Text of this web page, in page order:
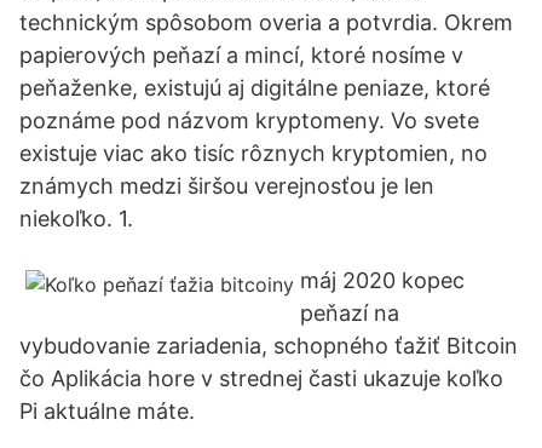
technickým spôsobom overia a potvrdia. Okrem
papierových peňazí a mincí, ktoré nosíme v
peňaženke, existujú aj digitálne peniaze, ktoré
poznáme pod názvom kryptomeny. Vo svete
existuje viac ako tisíc rôznych kryptomien, no
známych medzi širšou verejnosťou je len
niekoľko. 1.
máj 2020 kopec
peňazí na
vybudovanie zariadenia, schopného ťažiť Bitcoin
čo Aplikácia hore v strednej časti ukazuje koľko
Pi aktuálne máte.